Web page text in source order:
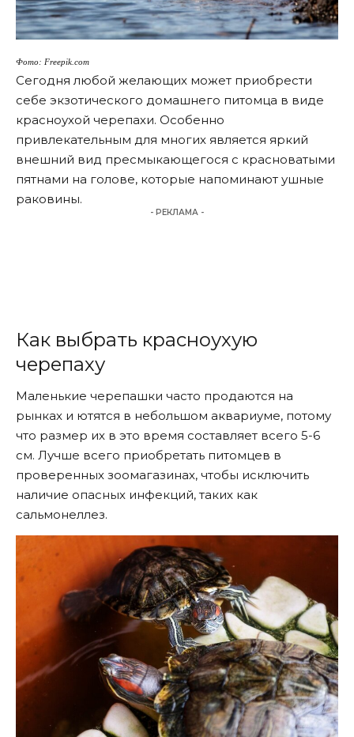
Фото: Freepik.com
Сегодня любой желающих может приобрести
себе экзотического домашнего питомца в виде
красноухой черепахи. Особенно
привлекательным для многих является яркий
внешний вид пресмыкающегося с красноватыми
пятнами на голове, которые напоминают ушные
раковины.
- РЕКЛАМА -
Как выбрать красноухую
черепаху
Маленькие черепашки часто продаются на
рынках и ютятся в небольшом аквариуме, потому
что размер их в это время составляет всего 5-6
см. Лучше всего приобретать питомцев в
проверенных зоомагазинах, чтобы исключить
наличие опасных инфекций, таких как
сальмонеллез.